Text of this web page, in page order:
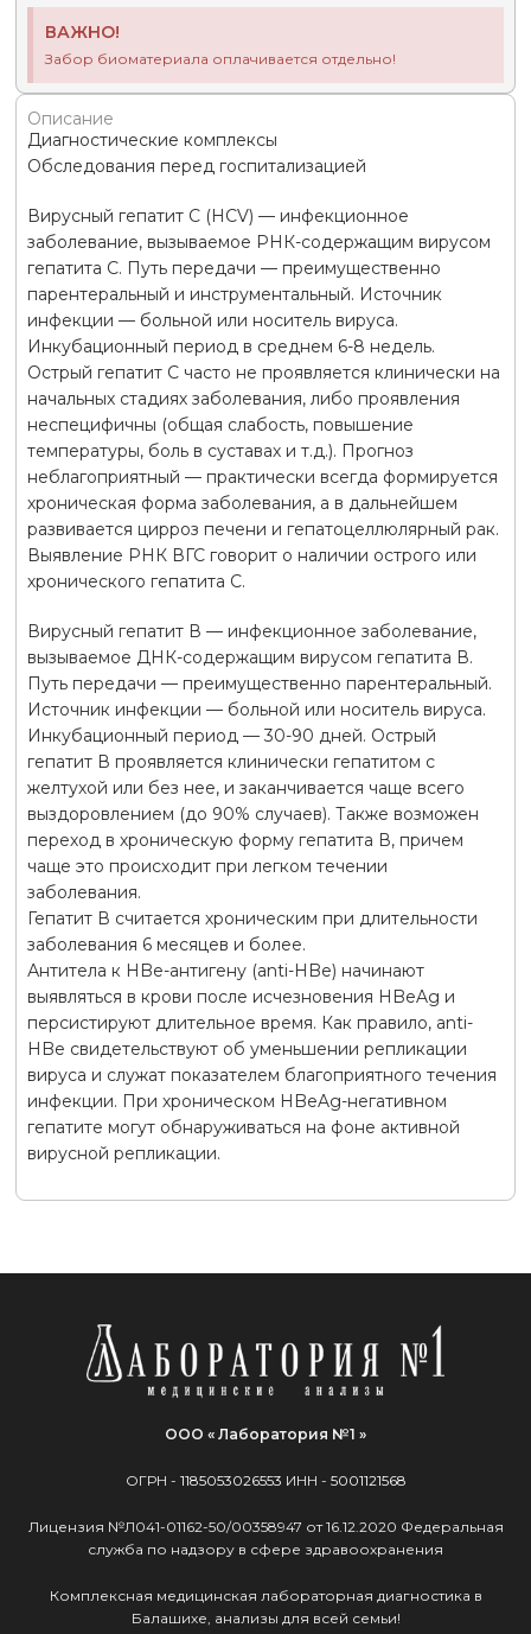
ВАЖНО!
Забор биоматериала оплачивается отдельно!
Описание
Диагностические комплексы
Обследования перед госпитализацией
Вирусный гепатит С (HCV) — инфекционное
заболевание, вызываемое РНК-содержащим вирусом
гепатита С. Путь передачи — преимущественно
парентеральный и инструментальный. Источник
инфекции — больной или носитель вируса.
Инкубационный период в среднем 6-8 недель.
Острый гепатит С часто не проявляется клинически на
начальных стадиях заболевания, либо проявления
неспецифичны (общая слабость, повышение
температуры, боль в суставах и т.д.). Прогноз
неблагоприятный — практически всегда формируется
хроническая форма заболевания, а в дальнейшем
развивается цирроз печени и гепатоцеллюлярный рак.
Выявление РНК ВГС говорит о наличии острого или
хронического гепатита С.
Вирусный гепатит В — инфекционное заболевание,
вызываемое ДНК-содержащим вирусом гепатита В.
Путь передачи — преимущественно парентеральный.
Источник инфекции — больной или носитель вируса.
Инкубационный период — 30-90 дней. Острый
гепатит В проявляется клинически гепатитом с
желтухой или без нее, и заканчивается чаще всего
выздоровлением (до 90% случаев). Также возможен
переход в хроническую форму гепатита В, причем
чаще это происходит при легком течении
заболевания.
Гепатит В считается хроническим при длительности
заболевания 6 месяцев и более.
Антитела к HBe-антигену (аnti-HBe) начинают
выявляться в крови после исчезновения HBeAg и
персистируют длительное время. Как правило, аnti-
HBe свидетельствуют об уменьшении репликации
вируса и служат показателем благоприятного течения
инфекции. При хроническом HBeAg-негативном
гепатите могут обнаруживаться на фоне активной
вирусной репликации.
ООО « Лаборатория №1 »
ОГРН - 1185053026553 ИНН - 5001121568
Лицензия №Л041-01162-50/00358947 от 16.12.2020 Федеральная
служба по надзору в сфере здравоохранения
Комплексная медицинская лабораторная диагностика в
Балашихе, анализы для всей семьи!